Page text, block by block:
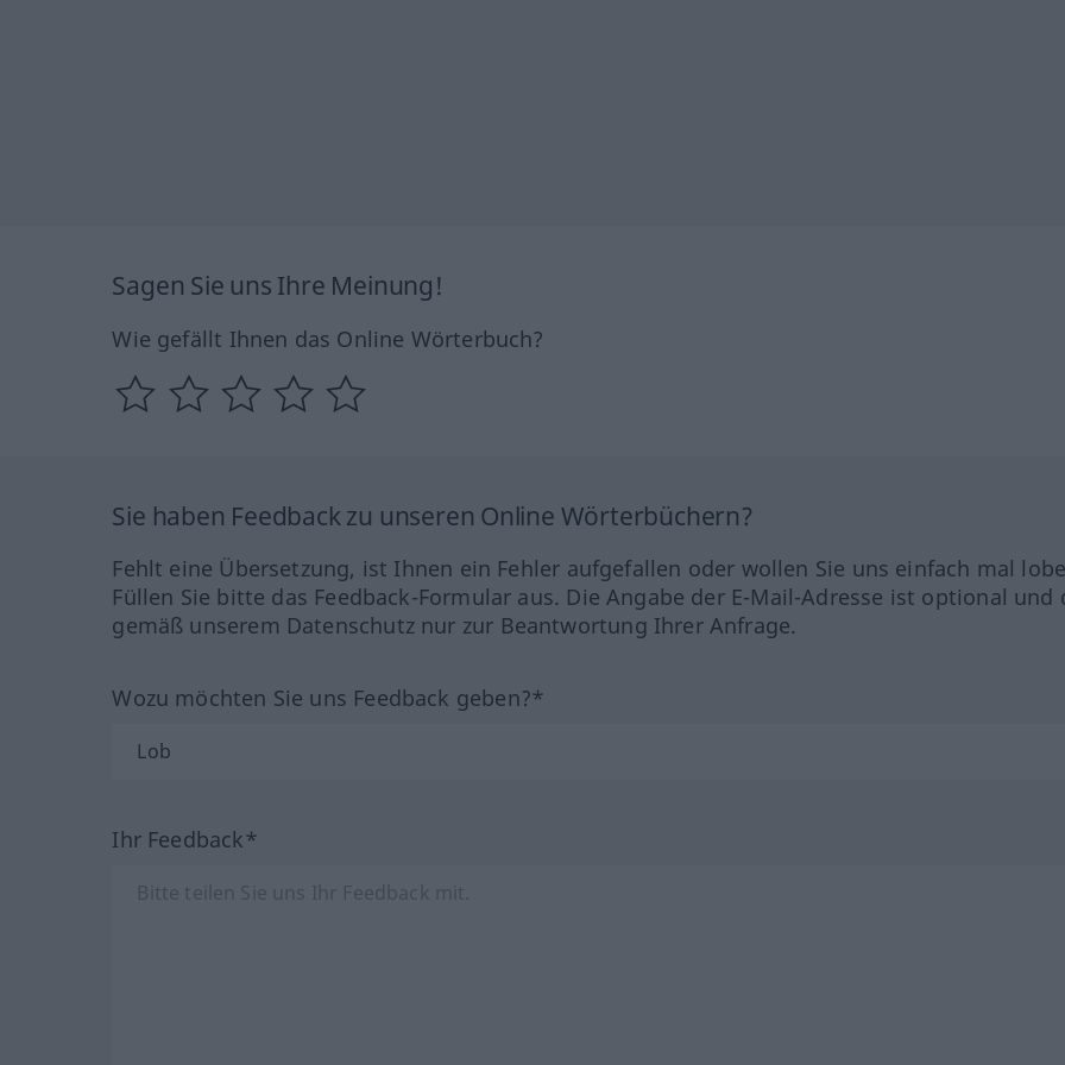
Sagen Sie uns Ihre Meinung!
Wie gefällt Ihnen das Online Wörterbuch?
Sie haben Feedback zu unseren Online Wörterbüchern?
Fehlt eine Übersetzung, ist Ihnen ein Fehler aufgefallen oder wollen Sie uns einfach mal
Füllen Sie bitte das Feedback-Formular aus. Die Angabe der E-Mail-Adresse ist optional und
gemäß unserem Datenschutz nur zur Beantwortung Ihrer Anfrage.
Wozu möchten Sie uns Feedback geben?*
Ihr Feedback*